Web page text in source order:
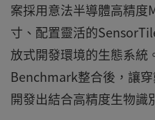
案採用意法半導體高精度
寸、配置靈活的
放式開發環境的生態系統
Benchmark整合後，讓
開發出結合高精度生物識